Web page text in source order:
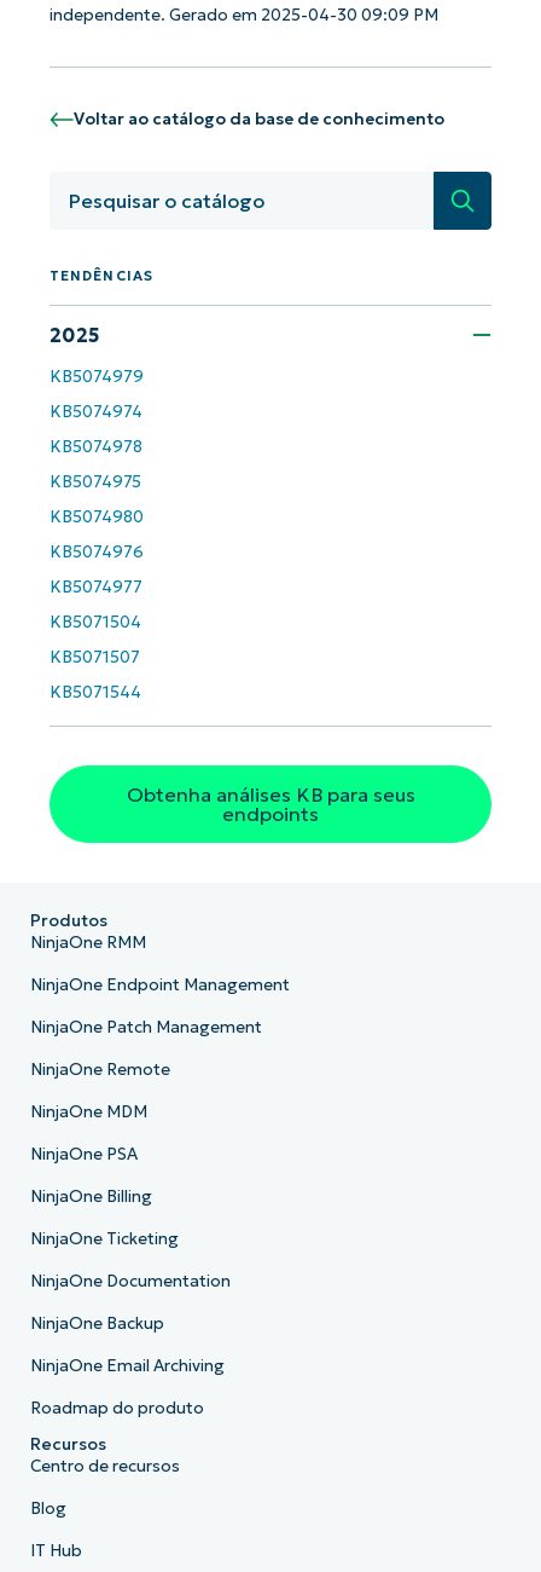
independente. Gerado em 2025-04-30 09:09 PM
Voltar ao catálogo da base de conhecimento
TENDÊNCIAS
2025
KB5074979
KB5074974
KB5074978
KB5074975
KB5074980
KB5074976
KB5074977
KB5071504
KB5071507
KB5071544
Obtenha análises KB para seus
endpoints
Comece a usar as análises de KB
First
Business
email*
Phone
number*
País
Company
Produtos
NinjaOne RMM
NinjaOne Endpoint Management
NinjaOne Patch Management
NinjaOne Remote
NinjaOne MDM
NinjaOne PSA
NinjaOne Billing
NinjaOne Ticketing
NinjaOne Documentation
NinjaOne Backup
NinjaOne Email Archiving
Roadmap do produto
Recursos
Centro de recursos
Blog
IT Hub